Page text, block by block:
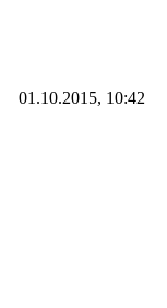
01.10.2015, 10:42